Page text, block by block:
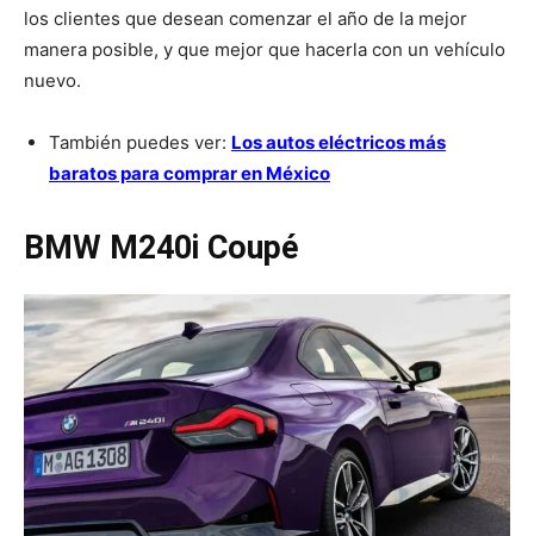
los clientes que desean comenzar el año de la mejor
manera posible, y que mejor que hacerla con un vehículo
nuevo.
También puedes ver: Los autos eléctricos más
baratos para comprar en México
BMW M240i Coupé